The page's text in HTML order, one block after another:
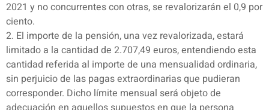
2021 y no concurrentes con otras, se revalorizarán el 0,9 por
ciento.
2. El importe de la pensión, una vez revalorizada, estará
limitado a la cantidad de 2.707,49 euros, entendiendo esta
cantidad referida al importe de una mensualidad ordinaria,
sin perjuicio de las pagas extraordinarias que pudieran
corresponder. Dicho límite mensual será objeto de